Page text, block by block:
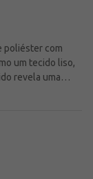
poliéster com
um tecido liso,
revela uma
por cordão e
05%
82kg e usa